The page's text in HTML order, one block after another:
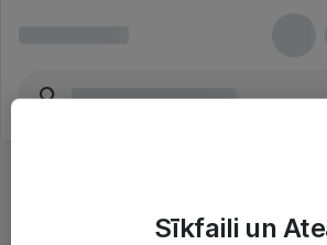
Sīkfaili un